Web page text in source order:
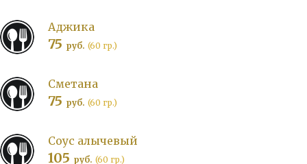
Аджика
75 руб. (60 гр.)
Сметана
75 руб. (60 гр.)
Соус алычевый
105 руб. (60 гр.)